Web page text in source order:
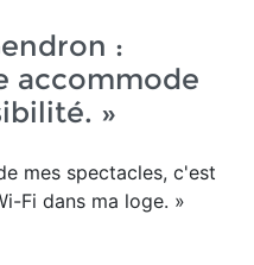
:
accommode
»
mes spectacles, c'est
Fi dans ma loge. »